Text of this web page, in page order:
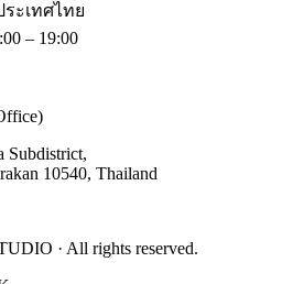
ะเทศไทย
– 19:00
Subdistrict,
10540, Thailand
· All rights reserved.